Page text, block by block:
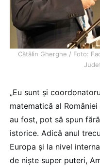
Cătălin Gherghe / Foto:
„Eu sunt şi
matematică al
au fost, pot să spun
istorice. Adică anul
Europa şi la nivel
de nişte super puteri,